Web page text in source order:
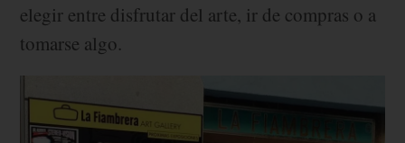
elegir entre disfrutar del arte, ir de compras o a
tomarse algo.